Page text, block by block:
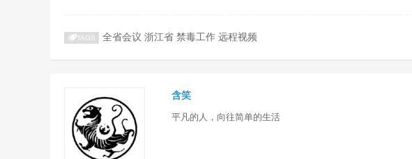
TAGS 全省会议 浙江省 禁毒工作 远程视频
含笑
平凡的人，向往简单的生活